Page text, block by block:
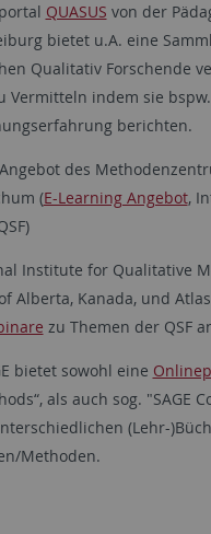
QUASUS von der
bietet u.A. eine
Qualitativ Forschende
Vermitteln indem sie
berichten.
des
(E-Learning Angebot,
Institute for Qualitative
Alberta, Kanada, und
zu Themen der QSF
bietet sowohl eine
als auch sog. "SAGE
(Lehr-
Methoden.